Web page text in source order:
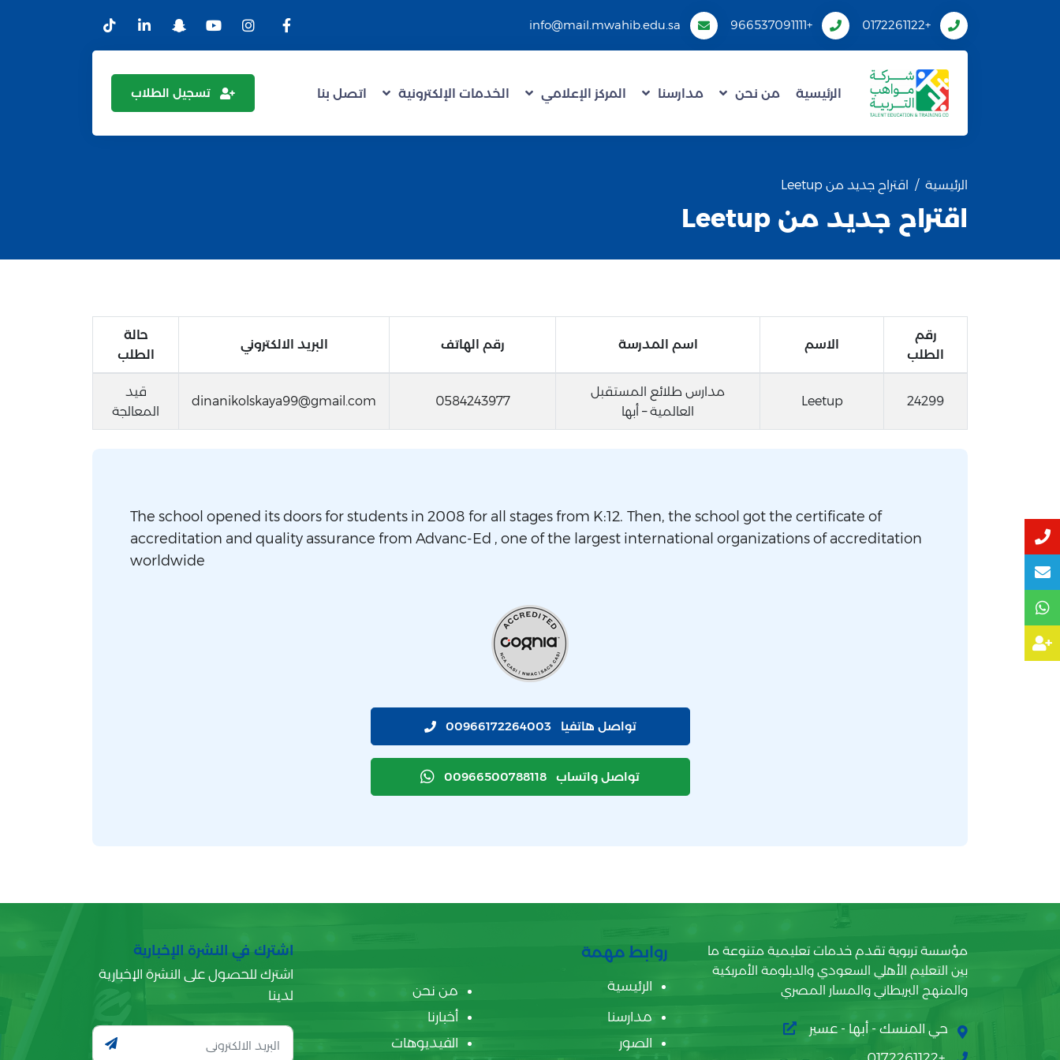
+0172261122
+966537091111
info@mail.mwahib.edu.sa
الرئيسية من نحن مدارسنا المركز الإعلامي الخدمات الإلكترونية اتصل بنا تسجيل الطلاب
الرئيسية اقتراح جديد من Leetup
اقتراح جديد من Leetup
رقم
الطلب
الاسم اسم المدرسة رقم الهاتف البريد الالكتروني
حالة
الطلب
24299
Leetup
مدارس طلائع المستقبل
العالمية – أبها
0584243977
dinanikolskaya99@gmail.com
قيد
المعالجة
The school opened its doors for students in 2008 for all stages from K:12. Then, the school got the certificate of
accreditation and quality assurance from Advanc-Ed , one of the largest international organizations of accreditation
worldwide
تواصل هاتفيا 00966172264003
تواصل واتساب 00966500788118
مؤسسة تربوية تقدم خدمات تعليمية متنوعة ما
بين التعليم الأهلي السعودي والدبلومة الأمريكية
والمنهج البريطاني والمسار المصري
حي المنسك - أبها - عسير
روابط مهمة
الرئيسية
من نحن
مدارسنا
أخبارنا
الصور
الفيديوهات
اشترك في النشرة الإخبارية
اشترك للحصول على النشرة الإخبارية
لدينا